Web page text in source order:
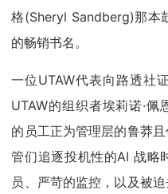
格(Sheryl Sandberg)那本
的畅销书名。
一位UTAW代表向路透社
UTAW的组织者埃莉诺·
的员工正为管理层的鲁莽
管们追逐投机性的AI 战略
员、严苛的监控，以及被